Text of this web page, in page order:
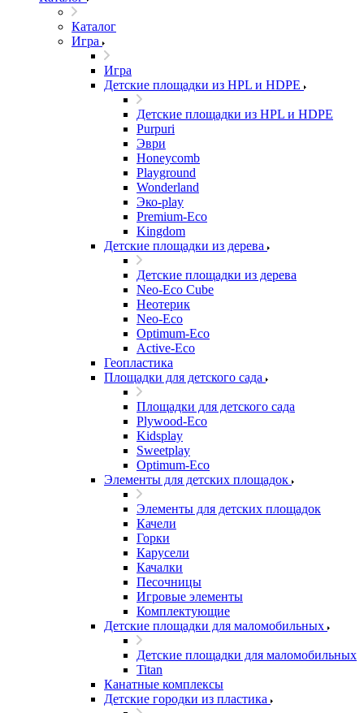
Каталог
Игра
Игра
Детские площадки из HPL и HDPE
Детские площадки из HPL и HDPE
Purpuri
Эври
Honeycomb
Playground
Wonderland
Эко-play
Premium-Eco
Kingdom
Детские площадки из дерева
Детские площадки из дерева
Neo-Eco Cube
Неотерик
Neo-Eco
Оptimum-Еco
Active-Eco
Геопластика
Площадки для детского сада
Площадки для детского сада
Plywood-Eco
Kidsplay
Sweetplay
Оptimum-Еco
Элементы для детских площадок
Элементы для детских площадок
Качели
Горки
Карусели
Качалки
Песочницы
Игровые элементы
Комплектующие
Детские площадки для маломобильных
Детские площадки для маломобильных
Titan
Канатные комплексы
Детские городки из пластика